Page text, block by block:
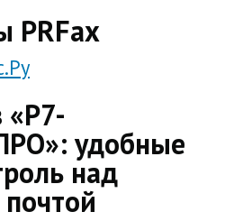
PRFax
«Р7-
удобные
над